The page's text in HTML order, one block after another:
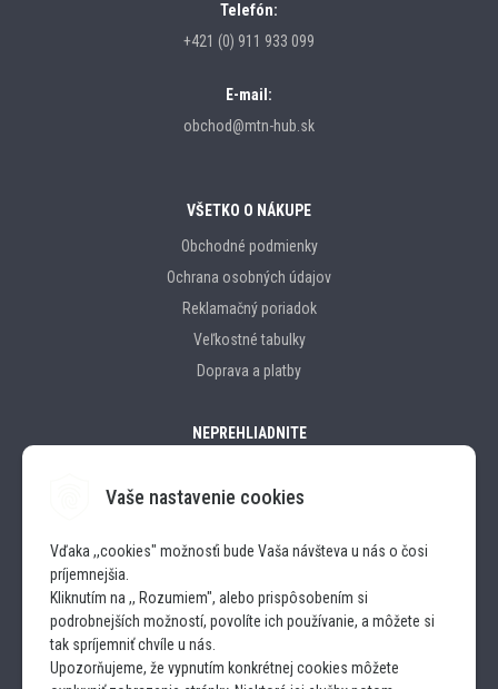
Vaše nastavenie cookies
Vďaka ,,cookies" možnosťi bude Vaša návšteva u nás o čosi
príjemnejšia.
Kliknutím na ,, Rozumiem", alebo prispôsobením si
podrobnejších možností, povolíte ich používanie, a môžete si
tak spríjemniť chvíle u nás.
Upozorňujeme, že vypnutím konkrétnej cookies môžete
Telefón:
+421 (0) 911 933 099
E-mail:
obchod@mtn-hub.sk
VŠETKO O NÁKUPE
Obchodné podmienky
Ochrana osobných údajov
Reklamačný poriadok
Veľkostné tabulky
Doprava a platby
NEPREHLIADNITE
INSTAGRAM